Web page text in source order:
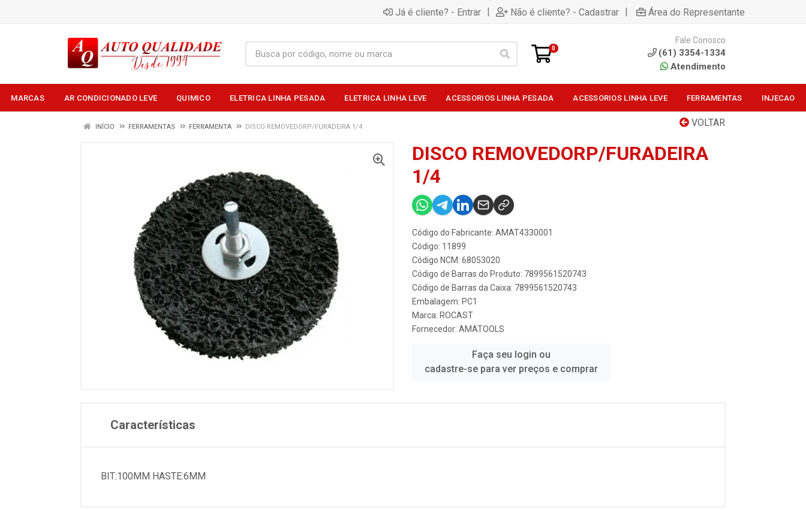
Já é cliente? - Entrar | Não é cliente? - Cadastrar | Área do Representante
0
Fale Conosco
(61) 3354-1334
Atendimento
MARCAS AR CONDICIONADO LEVE QUIMICO ELETRICA LINHA PESADA ELETRICA LINHA LEVE ACESSORIOS LINHA PESADA ACESSORIOS LINHA LEVE FERRAMENTAS INJECAO
VOLTAR
INÍCIO FERRAMENTAS FERRAMENTA DISCO REMOVEDORP/FURADEIRA 1/4
DISCO REMOVEDORP/FURADEIRA
1/4
Código do Fabricante: AMAT4330001
Código: 11899
Código NCM: 68053020
Código de Barras do Produto: 7899561520743
Código de Barras da Caixa: 7899561520743
Embalagem: PC1
Marca: ROCAST
Fornecedor: AMATOOLS
Faça seu login ou
cadastre-se para ver preços e comprar
Características
BIT:100MM HASTE:6MM